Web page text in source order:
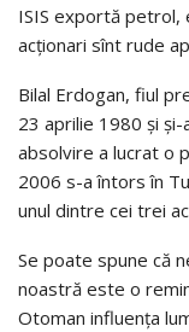
ISIS exportă petrol,
acționari sînt rude
Bilal Erdogan, fiul
23 aprilie 1980 și
absolvire a lucrat o
2006 s-a întors în
unul dintre cei trei
Se poate spune că
noastră este o
Otoman influența